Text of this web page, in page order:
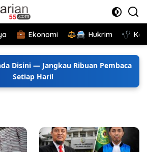
Ekonomi Hukrim
Disini — Jangkau Ribuan Pembaca
Setiap Hari!